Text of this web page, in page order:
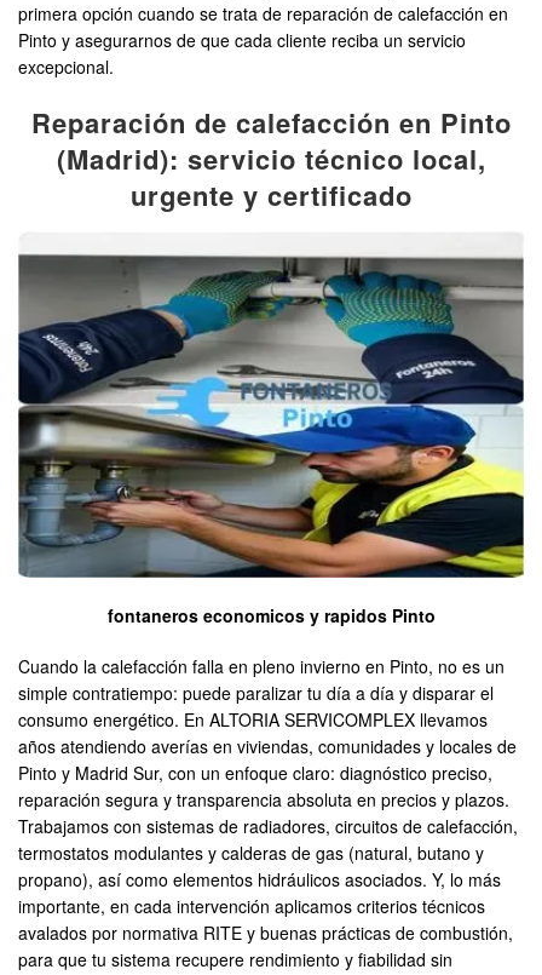
primera opción cuando se trata de reparación de calefacción en
Pinto y asegurarnos de que cada cliente reciba un servicio
excepcional.
Reparación de calefacción en Pinto
(Madrid): servicio técnico local,
urgente y certificado
fontaneros economicos y rapidos Pinto
Cuando la calefacción falla en pleno invierno en Pinto, no es un
simple contratiempo: puede paralizar tu día a día y disparar el
consumo energético. En ALTORIA SERVICOMPLEX llevamos
años atendiendo averías en viviendas, comunidades y locales de
Pinto y Madrid Sur, con un enfoque claro: diagnóstico preciso,
reparación segura y transparencia absoluta en precios y plazos.
Trabajamos con sistemas de radiadores, circuitos de calefacción,
termostatos modulantes y calderas de gas (natural, butano y
propano), así como elementos hidráulicos asociados. Y, lo más
importante, en cada intervención aplicamos criterios técnicos
avalados por normativa RITE y buenas prácticas de combustión,
para que tu sistema recupere rendimiento y fiabilidad sin